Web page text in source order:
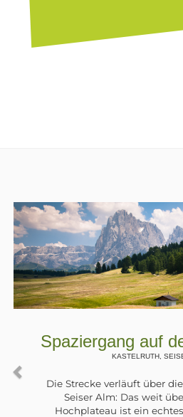
Im Ultental
Errichtung von
in die Natur